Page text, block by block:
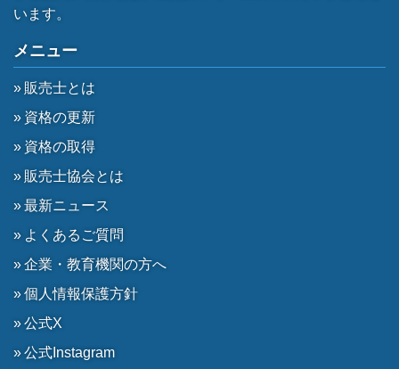
います。
メニュー
販売士とは
資格の更新
資格の取得
販売士協会とは
最新ニュース
よくあるご質問
企業・教育機関の方へ
個人情報保護方針
公式X
公式Instagram